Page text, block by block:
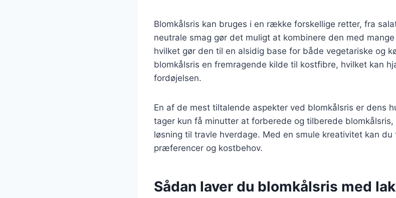
Blomkålsris kan bruges i en række forskellige retter, fra
neutrale smag gør det muligt at kombinere den med
hvilket gør den til en alsidig base for både vegetariske og
blomkålsris en fremragende kilde til kostfibre, hvilket kan
fordøjelsen.
En af de mest tiltalende aspekter ved blomkålsris er dens
tager kun få minutter at forberede og tilberede
løsning til travle hverdage. Med en smule kreativitet kan
præferencer og kostbehov.
Sådan laver du blomkålsris med